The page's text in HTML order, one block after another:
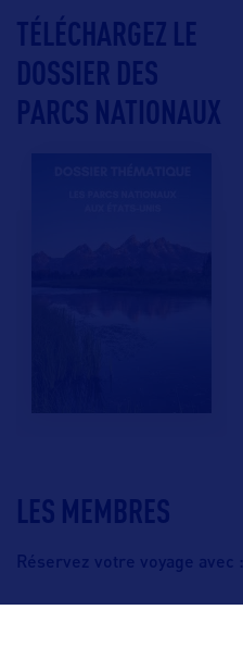
LES MEMBRES
Réservez votre voyage avec :
TÉLÉCHARGEZ LE
DOSSIER DES
PARCS NATIONAUX